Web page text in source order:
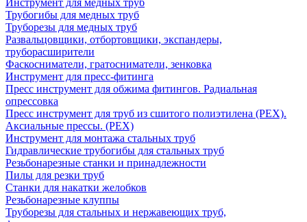
Инструмент для медных труб
Трубогибы для медных труб
Труборезы для медных труб
Развальцовщики, отбортовщики, экспандеры,
труборасширители
Фаскосниматели, гратосниматели, зенковка
Инструмент для пресс-фитинга
Пресс инструмент для обжима фитингов. Радиальная
опрессовка
Пресс инструмент для труб из сшитого полиэтилена (PEX).
Аксиальные прессы. (PEX)
Инструмент для монтажа стальных труб
Гидравлические трубогибы для стальных труб
Резьбонарезные станки и принадлежности
Пилы для резки труб
Станки для накатки желобков
Резьбонарезные клуппы
Труборезы для стальных и нержавеющих труб,